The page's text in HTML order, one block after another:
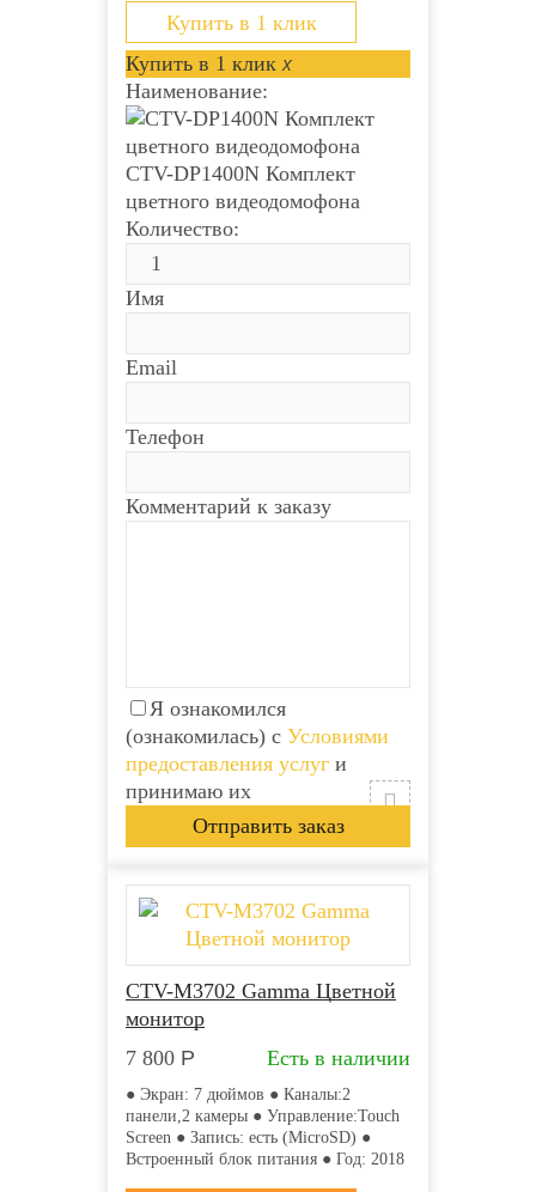
Купить в 1 клик
Купить в 1 клик x
Наименование:
CTV-DP1400N Комплект
цветного видеодомофона
Количество:
Имя
Email
Телефон
Комментарий к заказу
Я ознакомился
(ознакомилась) с Условиями
предоставления услуг и
принимаю их
CTV-M3702 Gamma Цветной
монитор
7 800 Р Есть в наличии
● Экран: 7 дюймов ● Каналы:2
панели,2 камеры ● Управление:Touch
Screen ● Запись: есть (MicroSD) ●
Встроенный блок питания ● Год: 2018